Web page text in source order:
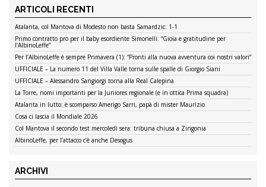
ARTICOLI RECENTI
Atalanta, col Mantova di Modesto non basta Samardzic: 1-1
Primo contratto pro per il baby esordiente Simonelli: “Gioia e gratitudine per
l’AlbinoLeffe”
Per l’AlbinoLeffe è sempre Primavera (1): “Pronti alla nuova avventura coi nostri valori”
UFFICIALE – La numero 11 del Villa Valle torna sulle spalle di Giorgio Siani
UFFICIALE – Alessandro Sangiorgi torna alla Real Calepina
La Torre, nomi importanti per la Juniores regionale (e in ottica Prima squadra)
Atalanta in lutto: è scomparso Amerigo Sarri, papà di mister Maurizio
Cosa ci lascia il Mondiale 2026
Col Mantova il secondo test mercoledì sera: tribuna chiusa a Zingonia
AlbinoLeffe, per l’attacco c’è anche Desogus
ARCHIVI